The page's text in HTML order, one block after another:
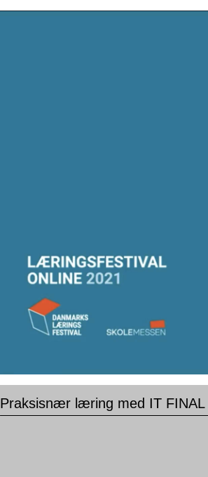
Praksisnær læring med IT FINAL